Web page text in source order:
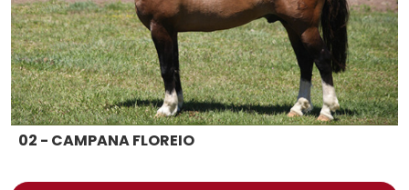
02 - CAMPANA FLOREIO